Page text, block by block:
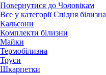
Повернутися до Чоловікам
Все у категорії Спідня білизна
Кальсони
Комплекти білизни
Майки
Термобілизна
Труси
Шкарпетки